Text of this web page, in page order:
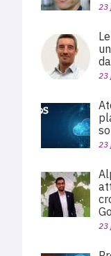
23
23
23
23